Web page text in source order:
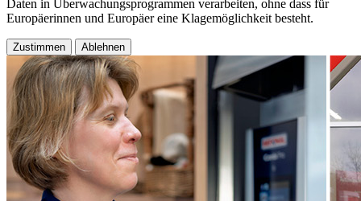
Daten in Überwachungsprogrammen verarbeiten, ohne dass für
Europäerinnen und Europäer eine Klagemöglichkeit besteht.
Zustimmen Ablehnen